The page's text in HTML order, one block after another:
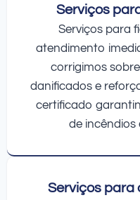
Serviços
Serviços para
atendimento
corrigimos
danificados e
certificado
de incêndios
Serviços para